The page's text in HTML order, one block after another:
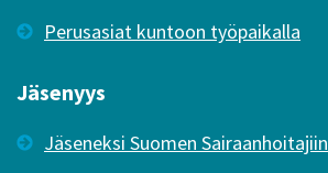
Perusasiat kuntoon työpaikalla
Jäsenyys
Jäseneksi Suomen Sairaanhoitajiin